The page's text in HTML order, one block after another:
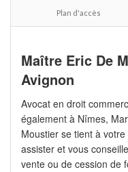
Plan d'accès
Maître Eric De
Avignon
Avocat en droit
également à Nîmes,
Moustier se tient à
assister et vous
vente ou de cession de